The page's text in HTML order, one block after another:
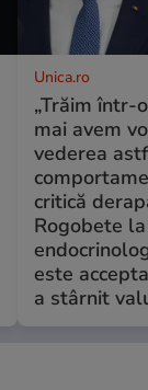
Unica.ro
„Trăim într-
mai avem
vederea
critică
Rogobete
este
a stârnit